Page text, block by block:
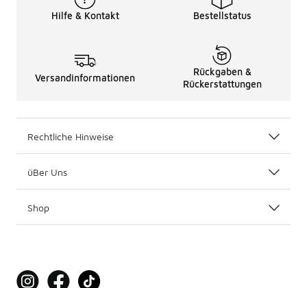
Hilfe & Kontakt Bestellstatus
Versandinformationen
Rückgaben &
Rückerstattungen
Rechtliche Hinweise
üBer Uns
Shop